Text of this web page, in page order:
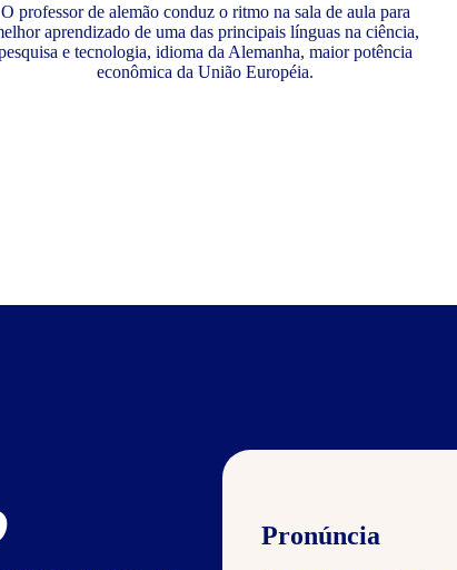
O professor de alemão conduz o ritmo na sala de aula para
aprendizado de uma das principais línguas na ciência,
e tecnologia, idioma da Alemanha, maior potência
econômica da União Européia.
Pronúncia